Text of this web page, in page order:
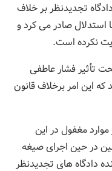
تجدیدنظر بر خلاف
استدلال صادر می کرد و
نکرده است.
تأثیر فشار عاطفی
که این امر برخلاف قانون
مغفول در این
در حین اجرای صیغه
دادگاه های تجدیدنظر